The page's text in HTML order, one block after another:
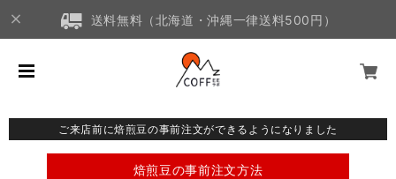
送料無料（北海道・沖縄一律送料500円）
ご来店前に焙煎豆の事前注文ができるようになりました
焙煎豆の事前注文方法